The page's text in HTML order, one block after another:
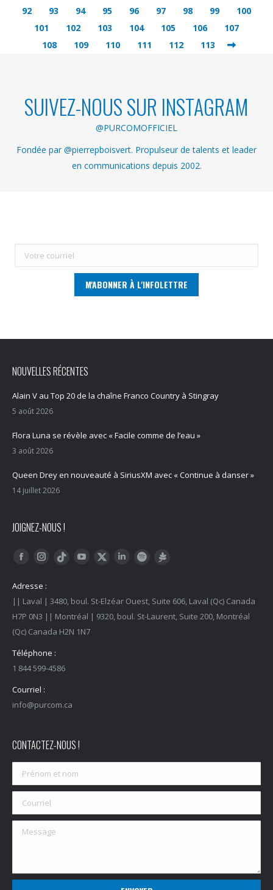
92
93 94 95 96 97 98 99
100
101
102 103 104 105 106
107
108
109 110 111 112 113
SUIVEZ-NOUS SUR INSTAGRAM
@PURCOMOFFICIEL
Fondée par @pierrepboisvert. Propulseur de talents et leader
en communications depuis 2002.
NOUVELLES RÉCENTES
Alain V au Top 20 de la chaîne Franco Country à Stingray
5 août 2026
Flora Luna se révèle avec « Facile comme de l’eau »
3 août 2026
Queen Drey en nouveauté à SiriusXM avec « Continue à danser »
14 juillet 2026
JOIGNEZ-NOUS !
Trouvez nous sur :
FacebookInstagram
Tiktok YouTubeTwitter LinkedInSpotify
Adresse :
|| Laval | 3480, boul. St-Elzéar Ouest, Suite 606, Laval (Qc) Canada
H7P 0N3 || Montréal | 9320, boul. St-Laurent, Suite 200, Montréal
(Qc) Canada H2N 1N7
Téléphone :
1 844 599-4586
Courriel :
info@purcom.ca
CONTACTEZ-NOUS !